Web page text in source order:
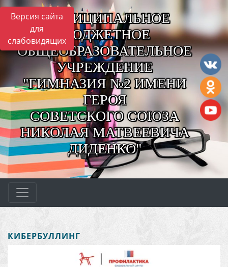
Версия сайта
для
слабовидящих
МУНИЦИПАЛЬНОЕ
БЮДЖЕТНОЕ
ОБЩЕОБРАЗОВАТЕЛЬНОЕ
УЧРЕЖДЕНИЕ
"ГИМНАЗИЯ №2 ИМЕНИ
ГЕРОЯ
СОВЕТСКОГО СОЮЗА
НИКОЛАЯ МАТВЕЕВИЧА
ДИДЕНКО"
КИБЕРБУЛЛИНГ